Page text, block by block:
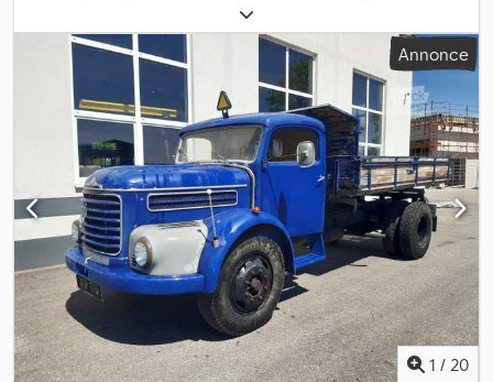
, configuration d'essieux:
capacité du réservoir de carburant:16 000 l, couleur:rouge,
cabine conducteur:cabine courte
, type d'engrenage:
mécanique
, nombre de vitesses: , Année de construction:
Équipement:ABS, phares antibrouillard, = Plus d'options et
d'accessoires = - Lecteur radio/cassette - Lecteur radio/CD
Csdpsymrqtofx Apnerf - Limiteur de vitesse - Ressort à lames =
Remarques = 1490761236780 = Plus d'informations = Essieu avant:
Direction Essieu arrière 1: Roues jumelées Essieu arrière 2: Roues
jumelées État technique: très bon État optique: très bon
Annonce
1 / 20